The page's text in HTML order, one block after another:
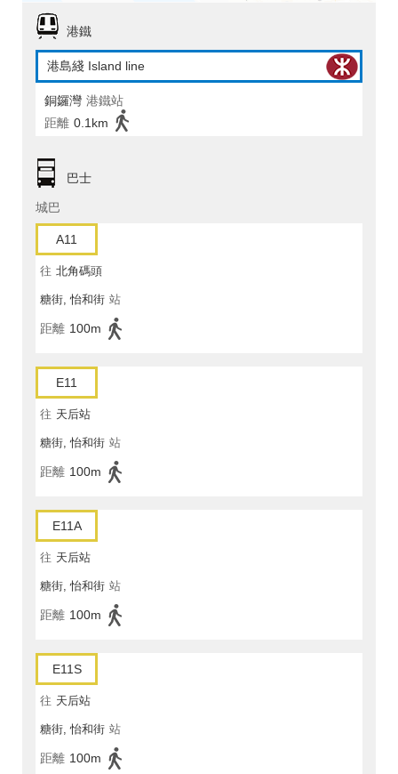
港鐵
港島綫 Island line
銅鑼灣 港鐵站
距離 0.1km
巴士
城巴
A11
往 北角碼頭
糖街, 怡和街 站
距離 100m
E11
往 天后站
糖街, 怡和街 站
距離 100m
E11A
往 天后站
糖街, 怡和街 站
距離 100m
E11S
往 天后站
糖街, 怡和街 站
距離 100m